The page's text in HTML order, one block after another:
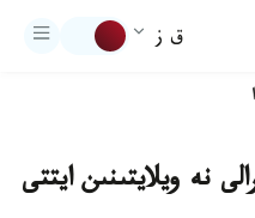
ق ز
نە ويلايتىنىن ايتتى